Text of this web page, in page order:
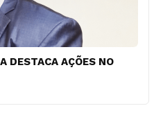
DESTACA AÇÕES NO